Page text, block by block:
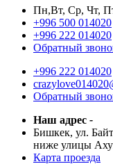
Пн,Вт, Ср, Чт,
+996 500 014020
+996 222 014020
Обратный
+996 222 014020
Обратный
Наш адрес -
Бишкек, ул.
ниже улицы
Карта проезда